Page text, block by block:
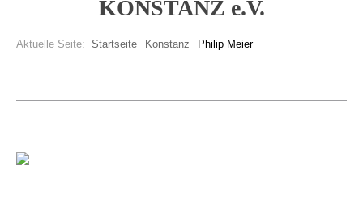
KONSTANZ e.V.
Aktuelle Seite: Startseite Konstanz Philip Meier
Beitritt zum Verein